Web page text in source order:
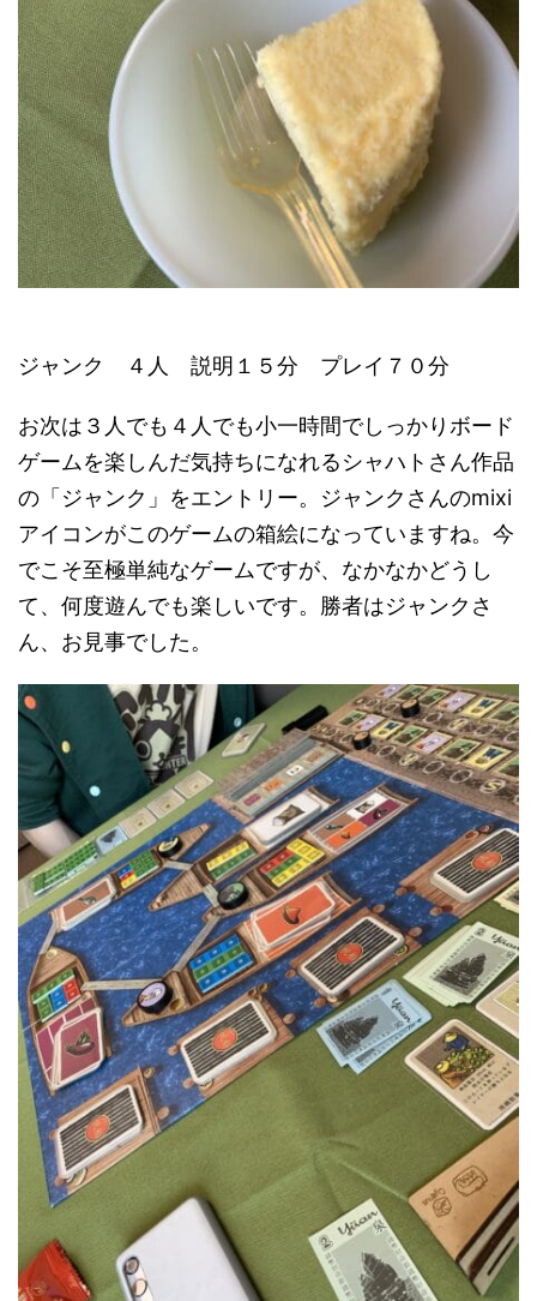
ジャンク ４人 説明１５分 プレイ７０分
お次は３人でも４人でも小一時間でしっかりボード
ゲームを楽しんだ気持ちになれるシャハトさん作品
の「ジャンク」をエントリー。ジャンクさんのmixi
アイコンがこのゲームの箱絵になっていますね。今
でこそ至極単純なゲームですが、なかなかどうし
て、何度遊んでも楽しいです。勝者はジャンクさ
ん、お見事でした。